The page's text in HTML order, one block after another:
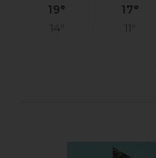
19°
14°
17°
11°